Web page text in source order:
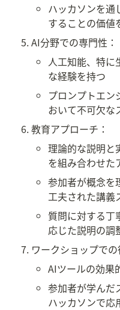
ハッカソンを通
することの価値
AI分野での専門性：
人工知能、特に
な経験を持つ
プロンプトエン
おいて不可欠な
教育アプローチ：
理論的な説明と
を組み合わせた
参加者が概念を
工夫された講義
質問に対する丁
応じた説明の調
ワークショップでの
AIツールの効果
参加者が学んだ
ハッカソンで応